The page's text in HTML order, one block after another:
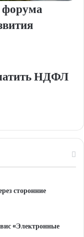
форума
НДФЛ
сторонние
«Электронные